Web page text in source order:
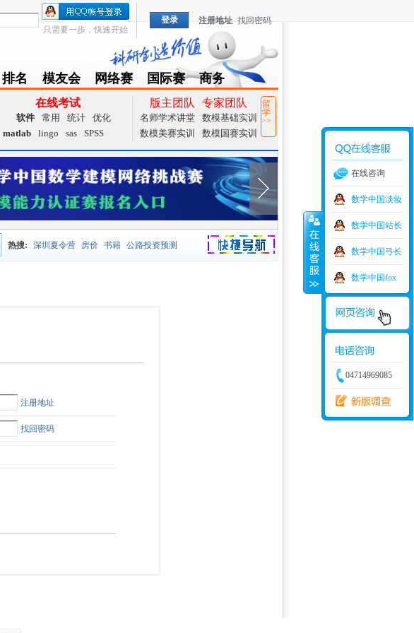
只需要一步，快速开始
登录 注册地址 找回密码
排名
Ranklist
模友会
Club
网络赛
TZMCM
国际赛
CAMCM
商务
Special
在线考试
软件 常用 统计
优化
matlab
lingo sas SPSS
版主团队 专家团队
名师学术讲堂
数模基础实训
数模美赛实训
数模国赛实训
留
学
>>
捷导航
热搜: 深圳夏令营 房价 书籍 公路投资预测
注册地址
找回密码
在线咨询
数学中国淡妆
数学中国站长
数学中国弓长
数学中国fox
04714969085